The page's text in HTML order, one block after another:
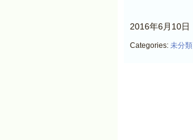
2016年6月10日
Categories: 未分類